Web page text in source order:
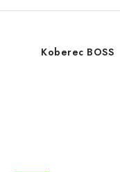
Koberec BOSS